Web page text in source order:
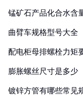
锰矿石产品化合水含
曲臂车规格型号大全
配电柜母排螺栓力矩
膨胀螺丝尺寸是多少
镀锌方管有哪些常见